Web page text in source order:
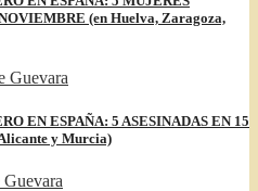
(en Huelva, Zaragoza,
Guevara
EN ESPAÑA: 5 ASESINADAS EN 15
y Murcia)
Guevara